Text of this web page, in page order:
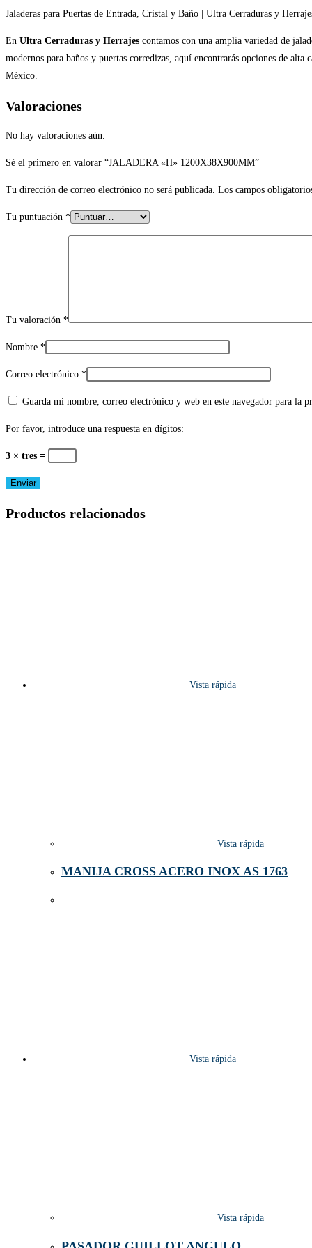
Jaladeras para Puertas de Entrada, Cristal y Baño | Ultra Cerraduras y
En Ultra Cerraduras y Herrajes contamos con una amplia variedad de
modernos para baños y puertas corredizas, aquí encontrarás opciones de
México.
Valoraciones
No hay valoraciones aún.
Sé el primero en valorar “JALADERA «H» 1200X38X900MM”
Tu dirección de correo electrónico no será publicada. Los campos
Tu puntuación *
Tu valoración *
Nombre *
Correo electrónico *
Guarda mi nombre, correo electrónico y web en este navegador para la
Por favor, introduce una respuesta en dígitos:
3 × tres =
Productos relacionados
Vista rápida
Vista rápida
MANIJA CROSS ACERO INOX AS 1763
Vista rápida
Vista rápida